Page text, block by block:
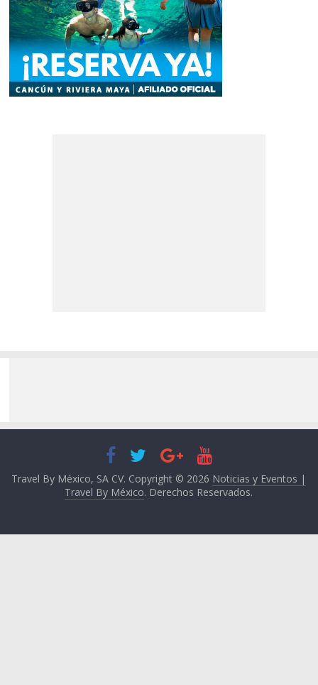
Travel By México, SA CV. Copyright © 2026 Noticias y Eventos |
Travel By México. Derechos Reservados.